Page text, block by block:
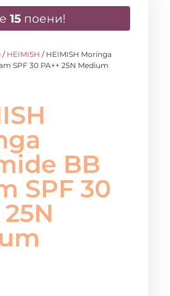
15 поени!
/ HEIMISH / HEIMISH Moringa
SPF 30 PA++ 25N Medium
BB
SPF 30